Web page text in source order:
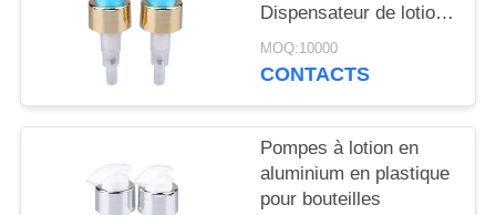
PRIVACY
POLICY
Dispensateur de lotion
pour le corps de savon
Pompes de lotion pour
MOQ:10000
CONTACTS
Pompes à lotion en
aluminium en plastique
pour bouteilles